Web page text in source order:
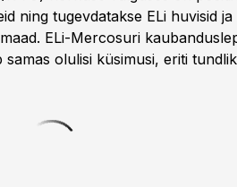
ning tugevdatakse ELi huvisid
ELi-Mercosuri
olulisi küsimusi, eriti